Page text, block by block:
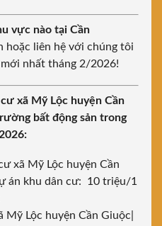
vực nào tại Cần
hoặc liên hệ với chúng tôi
nhất tháng 2/2026!
xã Mỹ Lộc huyện Cần
bất động sản trong
xã Mỹ Lộc huyện Cần
án khu dân cư: 10 triệu/1
Lộc huyện Cần Giuộc|